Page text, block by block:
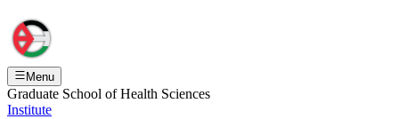
Menu
Graduate School of Health Sciences
Institute